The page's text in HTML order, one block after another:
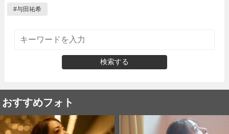
#与田祐希
検索する
おすすめフォト